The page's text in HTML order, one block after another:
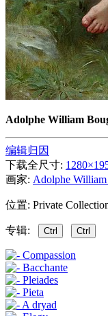
Adolphe William
编辑归因
下载全尺寸:
画家: Adolphe William
位置: Private
专辑: Ctrl Ctrl